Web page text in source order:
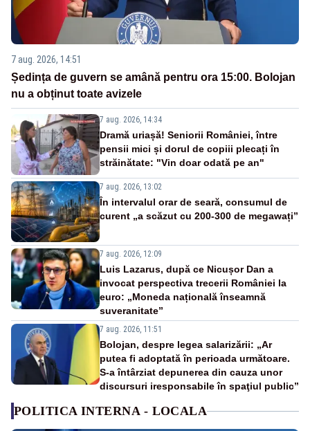
7 aug. 2026, 14:51
Ședința de guvern se amână pentru ora 15:00. Bolojan
nu a obținut toate avizele
7 aug. 2026, 14:34
Dramă uriașă! Seniorii României, între
pensii mici și dorul de copiii plecați în
străinătate: "Vin doar odată pe an"
7 aug. 2026, 13:02
În intervalul orar de seară, consumul de
curent „a scăzut cu 200-300 de megawați”
7 aug. 2026, 12:09
Luis Lazarus, după ce Nicușor Dan a
invocat perspectiva trecerii României la
euro: „Moneda națională înseamnă
suveranitate”
7 aug. 2026, 11:51
Bolojan, despre legea salarizării: „Ar
putea fi adoptată în perioada următoare.
S-a întârziat depunerea din cauza unor
discursuri iresponsabile în spaţiul public”
POLITICA INTERNA - LOCALA